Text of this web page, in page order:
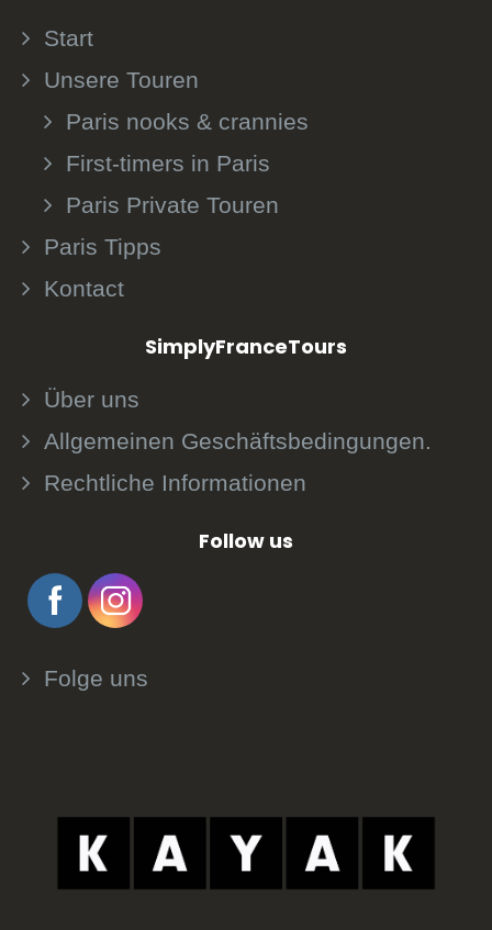
Start
Unsere Touren
Paris nooks & crannies
First-timers in Paris
Paris Private Touren
Paris Tipps
Kontact
SimplyFranceTours
Über uns
Allgemeinen Geschäftsbedingungen.
Rechtliche Informationen
Follow us
Folge uns